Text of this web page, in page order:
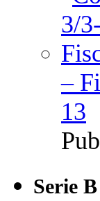
–
13
Serie B